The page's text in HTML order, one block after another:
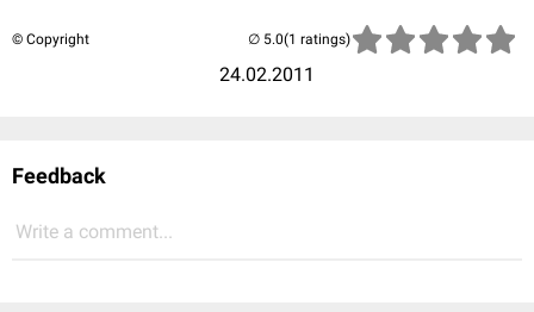
© Copyright
24.02.2011
(1 ratings)
Feedback
Write a comment...